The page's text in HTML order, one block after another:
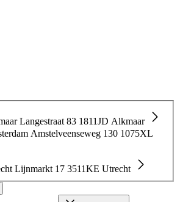
Langestraat 83 1811JD Alkmaar
Amstelveenseweg 130 1075XL
Lijnmarkt 17 3511KE Utrecht